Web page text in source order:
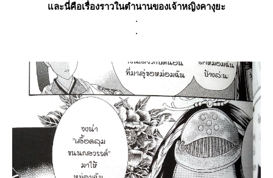
ละนี่คือเรื่องราวในตำนานของเจ้าหญิงคางุยะ
.
.